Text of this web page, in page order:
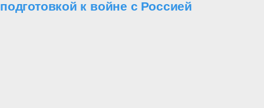
подготовкой к войне с Россией